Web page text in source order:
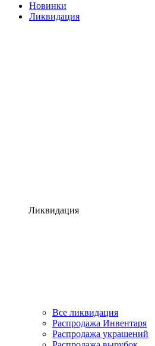
Новинки
Ликвидация
Ликвидация
Все ликвидация
Распродажа Инвентаря
Распродажа украшений